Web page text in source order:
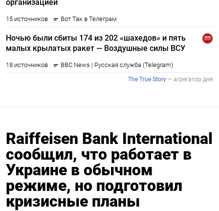
Raiffeisen Bank International
сообщил, что работает в
Украине в обычном
режиме, но подготовил
кризисные планы